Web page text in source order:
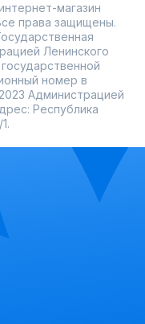
магазин
права защищены.
Ленинского
номер в
Администрацией
Республика